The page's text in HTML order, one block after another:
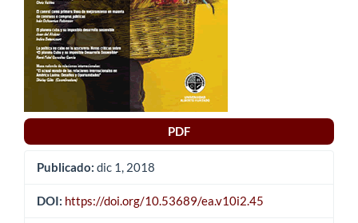
PDF
Publicado: dic 1, 2018
DOI: https://doi.org/10.53689/ea.v10i2.45